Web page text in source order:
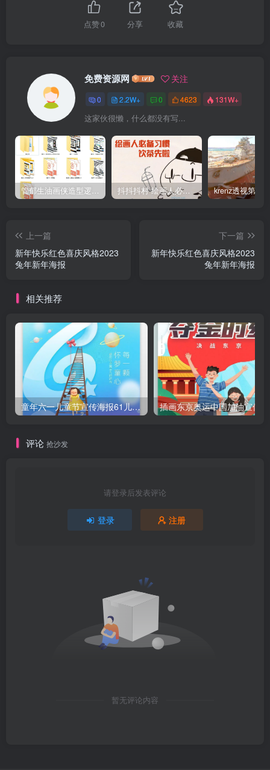
点赞0 分享 收藏
免费资源网 关注
0 2.2W+ 0 4623 131W+
这家伙很懒，什么都没有写...
管郁生油画侠造型逻辑班第一期2019年5月【高清不缺课】 抖抖抖村 绘画人必备习惯2020【画质不错】
上一篇
新年快乐红色喜庆风格2023
兔年新年海报
下一篇
新年快乐红色喜庆风格2023
兔年新年海报
相关推荐
童年六一儿童节宣传海报61儿童节海报
评论 抢沙发
请登录后发表评论
登录 注册
暂无评论内容